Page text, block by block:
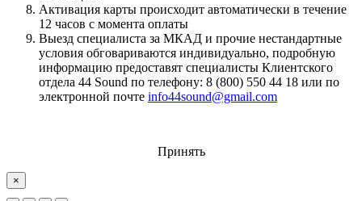
Активация карты происходит автоматически в течение
12 часов с момента оплаты
Выезд специалиста за МКАД и прочие нестандартные
условия обговариваются индивидуально, подробную
информацию предоставят специалисты Клиентского
отдела 44 Sound по телефону: 8 (800) 550 44 18 или по
электронной почте info44sound@gmail.com
Принять
×